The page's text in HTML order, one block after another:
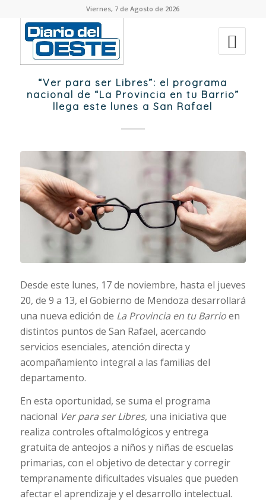
Viernes, 7 de Agosto de 2026
“Ver para ser Libres”: el programa
nacional de “La Provincia en tu Barrio”
llega este lunes a San Rafael
Desde este lunes, 17 de noviembre, hasta el jueves
20, de 9 a 13, el Gobierno de Mendoza desarrollará
una nueva edición de La Provincia en tu Barrioen
distintos puntos de San Rafael, acercando
servicios esenciales, atención directa y
acompañamiento integral a las familias del
departamento.
En esta oportunidad, se suma el programa
nacional Ver para ser Libres, una iniciativa que
realiza controles oftalmológicos y entrega
gratuita de anteojos a niños y niñas de escuelas
primarias, con el objetivo de detectar y corregir
tempranamente dificultades visuales que pueden
afectar el aprendizaje y el desarrollo intelectual.